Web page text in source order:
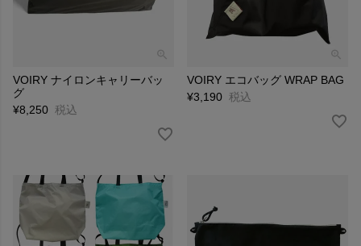
VOIRY ナイロンキャリーバッ
グ
¥8,250 税込
VOIRY エコバッグ WRAP BAG
¥3,190 税込